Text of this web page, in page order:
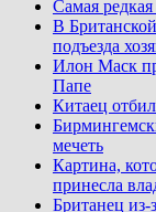
Самая
В
подъезда
Илон Маск
Папе
Китаец
мечеть
Картина,
принесла
Британец